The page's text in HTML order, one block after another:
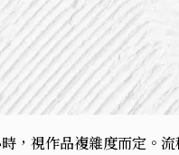
，視作品複雜度而定。